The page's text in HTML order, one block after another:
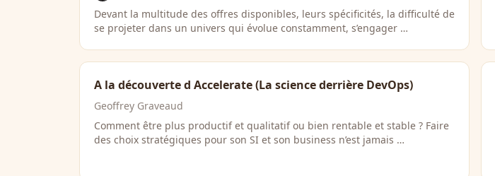
Devant la multitude des offres disponibles, leurs spécificités, la difficulté de
se projeter dans un univers qui évolue constamment, s’engager …
A la découverte d Accelerate (La science derrière DevOps)
Geoffrey Graveaud
Comment être plus productif et qualitatif ou bien rentable et stable ? Faire
des choix stratégiques pour son SI et son business n’est jamais …